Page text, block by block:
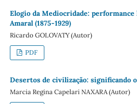
Elogio da Mediocridade:
Amaral (1875-1929)
Ricardo GOLOVATY (Autor)
PDF
Desertos de civilização: significando
Marcia Regina Capelari NAXARA (Autor)